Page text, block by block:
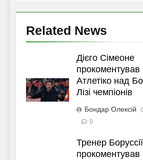
Related News
Дієго Сімеоне
прокоментував
Атлетіко над
Лізі чемпіонів
Бондар Олексій
0
Тренер
прокоментував